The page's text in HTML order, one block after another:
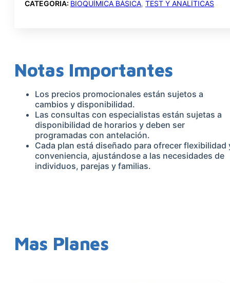
TRAS
CATEGORIA: BIOQUÍMICA BÁSICA, TEST Y ANALÍTICAS
Notas Importantes
Los precios promocionales están sujetos a
cambios y disponibilidad.
Las consultas con especialistas están sujetas a
disponibilidad de horarios y deben ser
programadas con antelación.
Cada plan está diseñado para ofrecer flexibilidad
conveniencia, ajustándose a las necesidades de
individuos, parejas y familias.
Mas Planes